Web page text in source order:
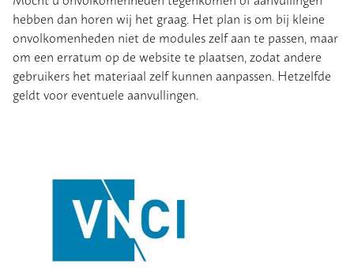
hebben dan horen wij het graag. Het plan is om bij kleine
onvolkomenheden niet de modules zelf aan te passen, maar
om een erratum op de website te plaatsen, zodat andere
gebruikers het materiaal zelf kunnen aanpassen. Hetzelfde
geldt voor eventuele aanvullingen.